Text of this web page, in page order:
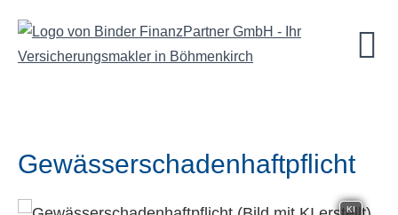
Gewässerschadenhaftpflicht
KI